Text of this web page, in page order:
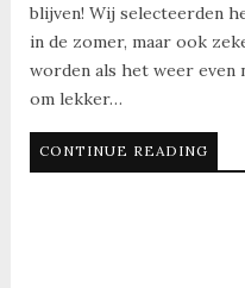
blijven! Wij selecteerden
in de zomer, maar ook
worden als het weer
om lekker…
CONTINUE READING